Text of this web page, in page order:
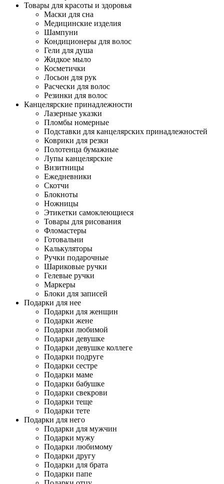
Товары для красоты и здоровья
Маски для сна
Медицинские изделия
Шампуни
Кондиционеры для волос
Гели для душа
Жидкое мыло
Косметички
Лосьон для рук
Расчески для волос
Резинки для волос
Канцелярские принадлежности
Лазерные указки
Пломбы номерные
Подставки для канцелярских принадлежностей
Коврики для резки
Полотенца бумажные
Лупы канцелярские
Визитницы
Ежедневники
Скотчи
Блокноты
Ножницы
Этикетки самоклеющиеся
Товары для рисования
Фломастеры
Готовальни
Калькуляторы
Ручки подарочные
Шариковые ручки
Гелевые ручки
Маркеры
Блоки для записей
Подарки для нее
Подарки для женщин
Подарки жене
Подарки любимой
Подарки девушке
Подарки девушке коллеге
Подарки подруге
Подарки сестре
Подарки маме
Подарки бабушке
Подарки свекрови
Подарки теще
Подарки тете
Подарки для него
Подарки для мужчин
Подарки мужу
Подарки любимому
Подарки другу
Подарки для брата
Подарки папе